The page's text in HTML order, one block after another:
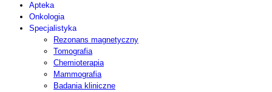
Apteka
Onkologia
Specjalistyka
Rezonans magnetyczny
Tomografia
Chemioterapia
Mammografia
Badania kliniczne